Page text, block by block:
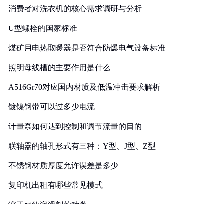
消费者对洗衣机的核心需求调研与分析
U型螺栓的国家标准
煤矿用电热取暖器是否符合防爆电气设备标准
照明母线槽的主要作用是什么
A516Gr70对应国内材质及低温冲击要求解析
镀镍钢带可以过多少电流
计量泵如何达到控制和调节流量的目的
联轴器的轴孔形式有三种：Y型、J型、Z型
不锈钢材质厚度允许误差是多少
复印机出租有哪些常见模式